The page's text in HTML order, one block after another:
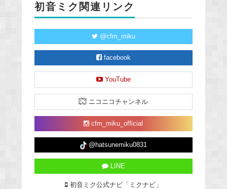
初音ミク関連リンク
@cfm_miku
facebook
YouTube
ニコニコチャンネル
cfm_miku_official
@hatsunemiku0831
LINE
初音ミク公式ナビ「ミクナビ」